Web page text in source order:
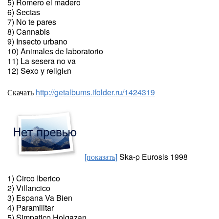
6) Sectas
7) No te pares
8) Cannabis
9) Insecto urbano
10) Animales de laboratorio
11) La sesera no va
12) Sexo y religiєn
Скачать http://getalbums.ifolder.ru/1424319
[показать]Ska-p Eurosis 1998
1) Circo Iberico
2) Villancico
3) Espana Va Bien
4) Paramilitar